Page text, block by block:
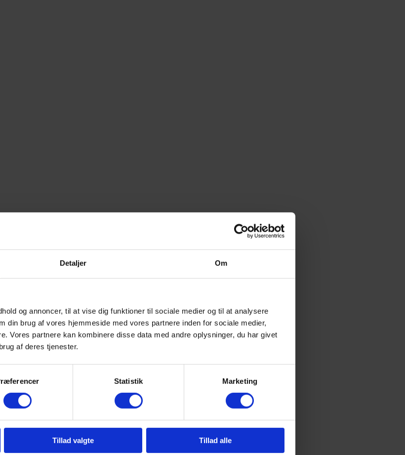
Detaljer Om
og annoncer, til at vise dig funktioner til sociale medier og til at analysere
din brug af vores hjemmeside med vores partnere inden for sociale medier,
Vores partnere kan kombinere disse data med andre oplysninger, du har givet
af deres tjenester.
Statistik Marketing
Tillad valgte Tillad alle